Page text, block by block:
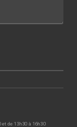
de 13h30 à 16h30